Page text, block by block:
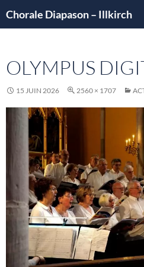
auChorale Diapason – Illkirch
OLYMPUS
15 JUIN 2026 2560 × 1707